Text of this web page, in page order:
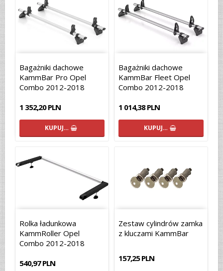
Bagażniki dachowe
KammBar Pro Opel
Combo 2012-2018
1 352,20 PLN
KUPUJ…
Bagażniki dachowe
KammBar Fleet Opel
Combo 2012-2018
1 014,38 PLN
KUPUJ…
Rolka ładunkowa
KammRoller Opel
Combo 2012-2018
540,97 PLN
Zestaw cylindrów zamka
z kluczami KammBar
157,25 PLN